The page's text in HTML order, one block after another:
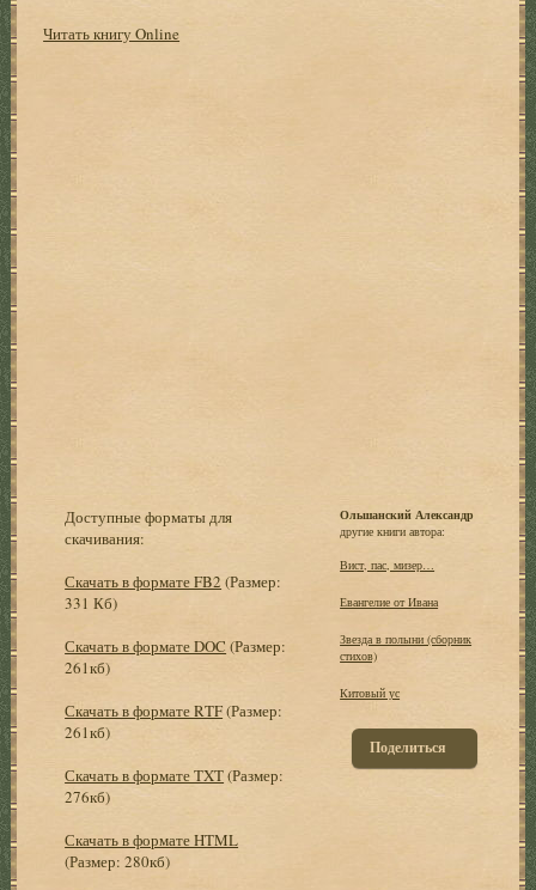
Читать книгу Online
Доступные форматы для
скачивания:
Скачать в формате FB2 (Размер:
331 Кб)
Скачать в формате DOC (Размер:
261кб)
Скачать в формате RTF(Размер:
261кб)
Скачать в формате TXT(Размер:
276кб)
Скачать в формате HTML
(Размер: 280кб)
Ольшанский Александр
другие книги автора:
Вист, пас, мизер…
Евангелие от Ивана
Звезда в полыни (сборник
стихов)
Китовый ус
Поделиться